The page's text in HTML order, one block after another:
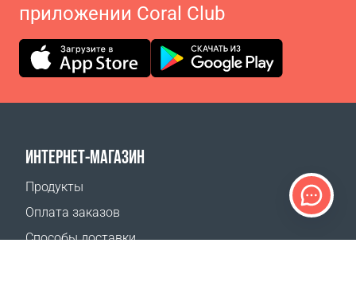
приложении Coral Club
ИНТЕРНЕТ-МАГАЗИН
Продукты
Оплата заказов
Способы доставки